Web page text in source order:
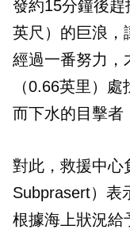
發約15分鐘後
英尺）的巨浪，
經過一番努力，
（0.66英里）
而下水的目擊者
對此，救援中心
Subprasert）表
根據海上狀況給